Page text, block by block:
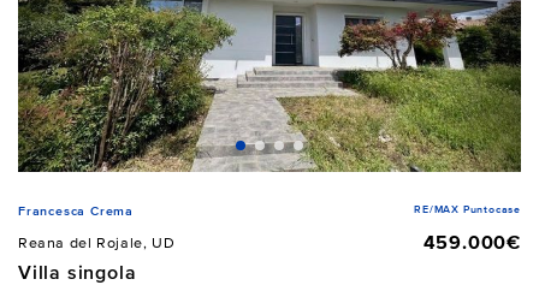
Francesca Crema RE/MAX Puntocase
Reana del Rojale, UD
459.000€
Villa singola